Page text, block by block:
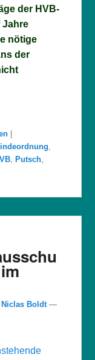
der HVB-
Jahre
nötige
der
,
, Putsch,
Niclas Boldt —